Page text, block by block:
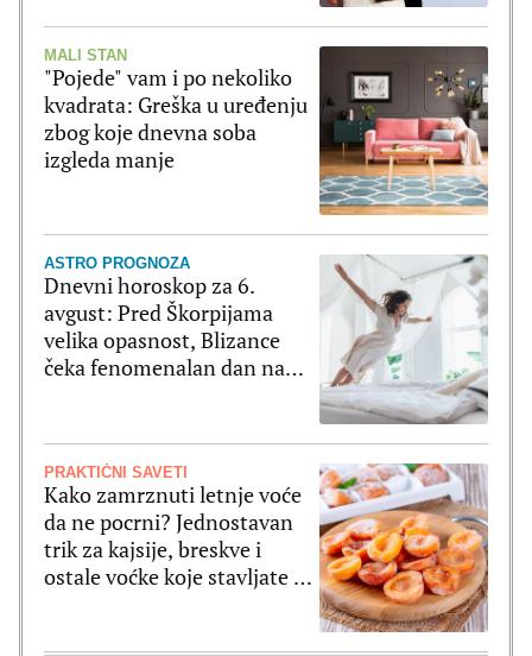
MALI STAN
"Pojede" vam i po nekoliko
kvadrata: Greška u uređenju
zbog koje dnevna soba
izgleda manje
ASTRO PROGNOZA
Dnevni horoskop za 6.
avgust: Pred Škorpijama
velika opasnost, Blizance
čeka fenomenalan dan na
PRAKTIČNI SAVETI
Kako zamrznuti letnje voće
da ne pocrni? Jednostavan
trik za kajsije, breskve i
ostale voćke koje stavljate u